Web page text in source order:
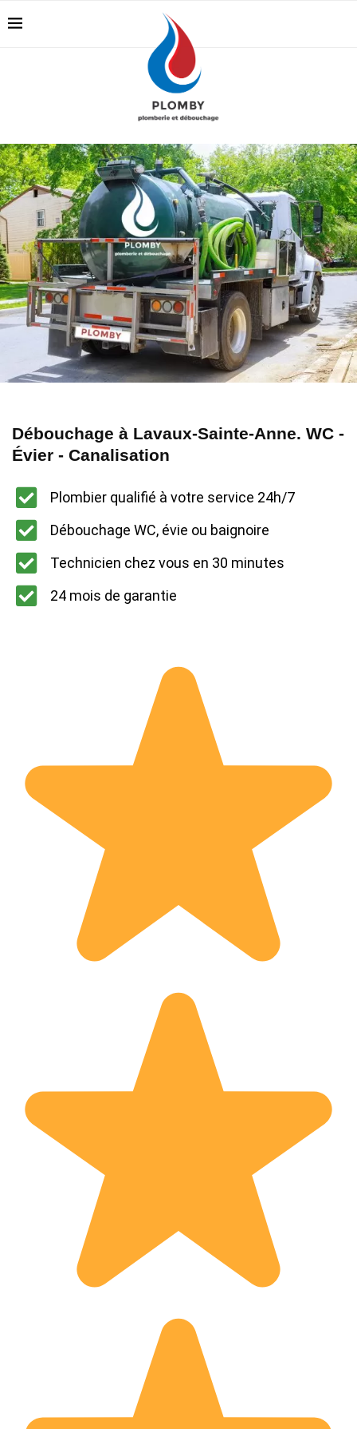
Débouchage à Lavaux-Sainte-Anne. WC -
Évier - Canalisation
Plombier qualifié à votre service 24h/7
Débouchage WC, évie ou baignoire
Technicien chez vous en 30 minutes
24 mois de garantie